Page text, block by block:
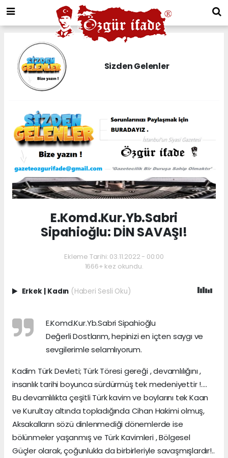
Sizden Gelenler
E.Komd.Kur.Yb.Sabri
Sipahioğlu: DİN SAVAŞI!
Ekleme Tarihi: 03.11.2022 - 00:00
1666+ kez okundu.
Erkek | Kadın (Haberi Sesli Oku)
E.Komd.Kur.Yb.Sabri Sipahioğlu
Değerli Dostlarım, hepinizi en içten saygı ve
sevgilerimle selamlıyorum.
Kadim Türk Devleti; Türk Töresi gereği , devamlılığını ,
insanlık tarihi boyunca sürdürmüş tek medeniyettir !….
Bu devamlılıkta çeşitli Türk kavim ve boylarını tek Kaan
ve Kurultay altında topladığında Cihan Hakimi olmuş,
Aksakalların sözü dinlenmediği dönemlerde ise
bölünmeler yaşanmış ve Türk Kavimleri , Bölgesel
Güçler olarak, çoğunlukla da birbirleriyle savaşmışlardır!..